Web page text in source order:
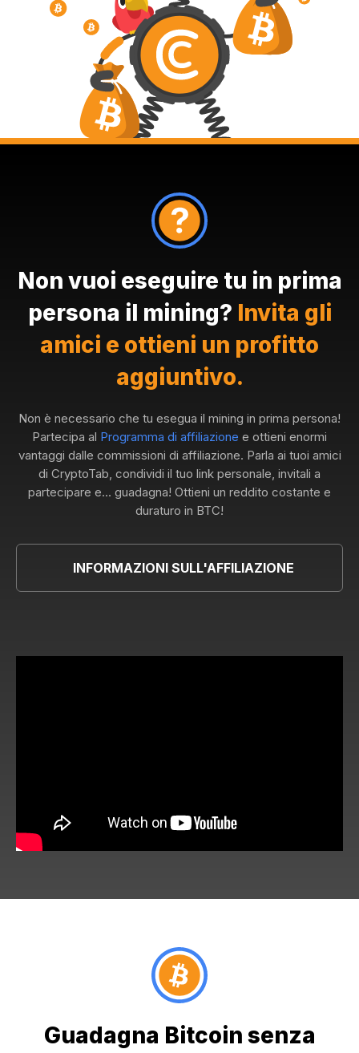
Non vuoi eseguire tu in prima
persona il mining? Invita gli
amici e ottieni un profitto
aggiuntivo.
Non è necessario che tu esegua il mining in prima persona!
Partecipa al Programma di affiliazione e ottieni enormi
vantaggi dalle commissioni di affiliazione. Parla ai tuoi amici
di CryptoTab, condividi il tuo link personale, invitali a
partecipare e... guadagna! Ottieni un reddito costante e
duraturo in BTC!
INFORMAZIONI SULL'AFFILIAZIONE
Guadagna Bitcoin senza